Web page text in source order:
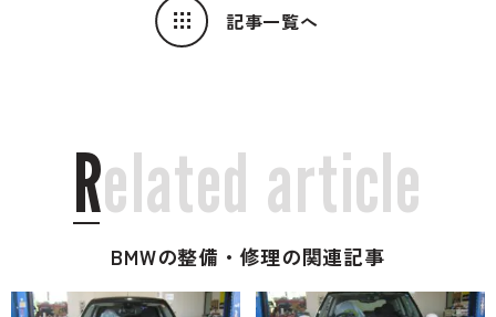
記事一覧へ
Related article
BMWの整備・修理の関連記事